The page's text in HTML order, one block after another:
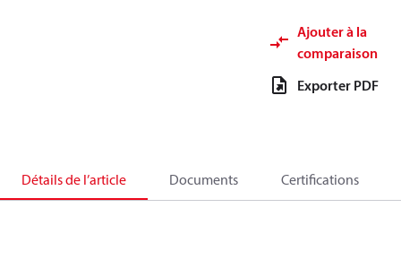
Ajouter à la
comparaison
Exporter PDF
Détails de l’article Documents Certifications